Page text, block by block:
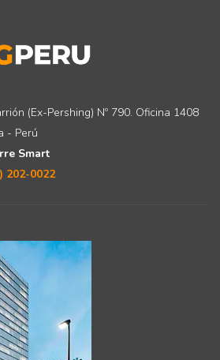
(Ex-Pershing) Nº 790. Oficina 1408
- Perú
Smart